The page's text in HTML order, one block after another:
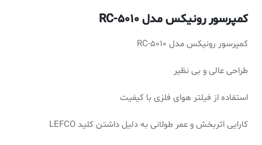
کمپرسور رونیکس مدل RC-5010
کمپرسور رونیکس مدل RC-5010
طراحی عالی و بی نظیر
استفاده از فیلتر هوای فلزی با کیفیت
کارایی اثربخش و عمر طولانی به دلیل داشتن کلید LEFCO